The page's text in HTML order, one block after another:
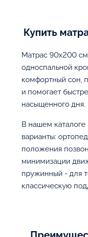
Купить
Матрас 90х200
односпальной
комфортный сон,
и помогает
насыщенного дня.
В нашем
варианты:
положения
минимизации
пружинный - для
классическую